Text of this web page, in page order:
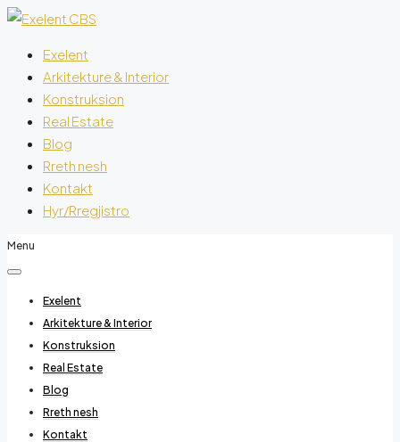
Exelent
Arkitekture & Interior
Konstruksion
Real Estate
Blog
Rreth nesh
Kontakt
Hyr/Rregjistro
Menu
Exelent
Arkitekture & Interior
Konstruksion
Real Estate
Blog
Rreth nesh
Kontakt